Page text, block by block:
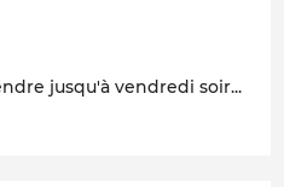
jusqu'à vendredi soir...